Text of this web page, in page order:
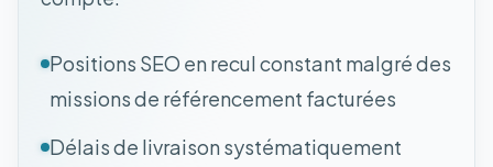
Positions SEO en recul constant malgré des
missions de référencement facturées
Délais de livraison systématiquement